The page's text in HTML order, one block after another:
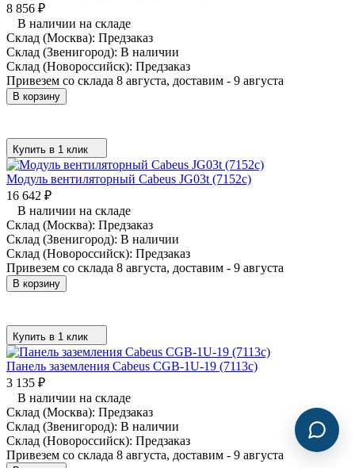
8 856 ₽
В наличии на складе
Склад (Москва): Предзаказ
Склад (Звенигород): В наличии
Склад (Новороссийск): Предзаказ
Привезем со склада 8 августа, доставим - 9 августа
В корзину
Купить в 1 клик
Модуль вентиляторный Cabeus JG03t (7152c)
16 642 ₽
В наличии на складе
Склад (Москва): Предзаказ
Склад (Звенигород): В наличии
Склад (Новороссийск): Предзаказ
Привезем со склада 8 августа, доставим - 9 августа
В корзину
Купить в 1 клик
Панель заземления Cabeus CGB-1U-19 (7113c)
3 135 ₽
В наличии на складе
Склад (Москва): Предзаказ
Склад (Звенигород): В наличии
Склад (Новороссийск): Предзаказ
Привезем со склада 8 августа, доставим - 9 августа